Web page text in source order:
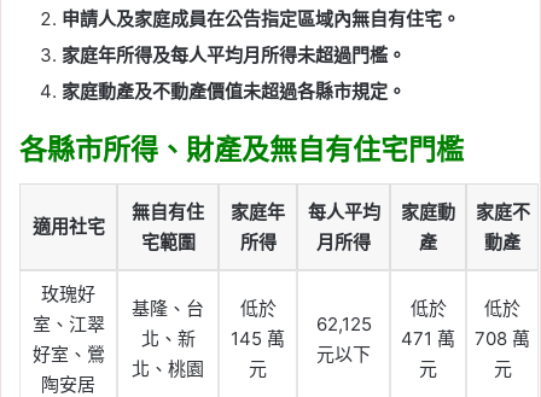
申請人及家庭成員在公告指定區域內無自有住宅。
家庭年所得及每人平均月所得未超過門檻。
家庭動產及不動產價值未超過各縣市規定。
各縣市所得、財產及無自有住宅門檻
適用社宅
無自有住
宅範圍
家庭年
所得
每人平均
月所得
家庭動
產
家庭不
動產
玫瑰好
室、江翠
好室、鶯
陶安居
基隆、台
北、新
北、桃園
低於
145 萬
元
62,125
元以下
低於
471 萬
元
低於
708 萬
元